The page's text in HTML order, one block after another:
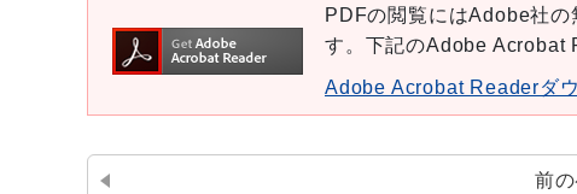
PDFの閲覧にはAdobe社
す。下記のAdobe Acrobat
Adobe Acrobat Readerダ
前